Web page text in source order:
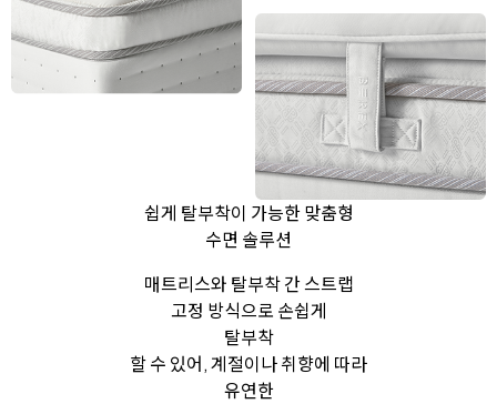
쉽게 탈부착이 가능한 맞춤형
수면 솔루션
매트리스와 탈부착 간 스트랩
고정 방식으로 손쉽게
탈부착
할 수 있어, 계절이나 취향에 따라
유연한